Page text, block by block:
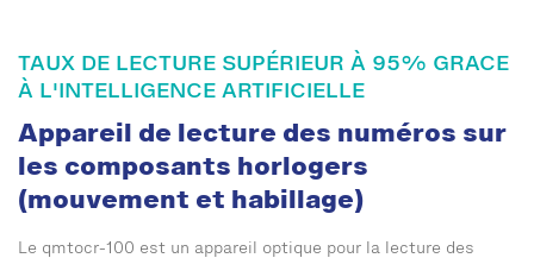
TAUX DE LECTURE SUPÉRIEUR À 95% GRACE
À L'INTELLIGENCE ARTIFICIELLE
Appareil de lecture des numéros sur
les composants horlogers
(mouvement et habillage)
Le qmtocr-100 est un appareil optique pour la lecture des